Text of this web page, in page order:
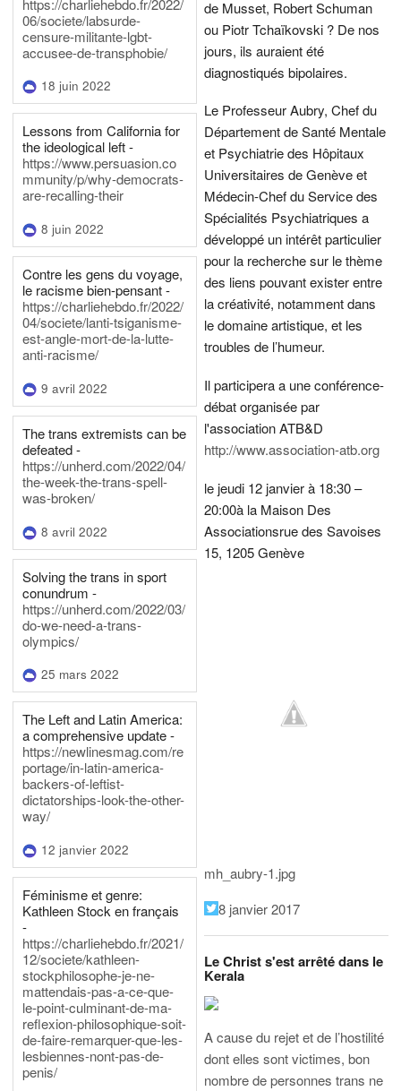
06/societe/labsurde-
censure-militante-lgbt-
accusee-de-transphobie/
18 juin 2022
Lessons from California for
the ideological left -
https://www.persuasion.co
mmunity/p/why-democrats-
are-recalling-their
8 juin 2022
Contre les gens du voyage,
le racisme bien-pensant -
https://charliehebdo.fr/2022/
04/societe/lanti-tsiganisme-
est-angle-mort-de-la-lutte-
anti-racisme/
9 avril 2022
The trans extremists can be
defeated -
https://unherd.com/2022/04/
the-week-the-trans-spell-
was-broken/
8 avril 2022
Solving the trans in sport
conundrum -
https://unherd.com/2022/03/
do-we-need-a-trans-
olympics/
25 mars 2022
The Left and Latin America:
a comprehensive update -
https://newlinesmag.com/re
portage/in-latin-america-
backers-of-leftist-
dictatorships-look-the-other-
way/
12 janvier 2022
Féminisme et genre:
Kathleen Stock en français
-
https://charliehebdo.fr/2021/
12/societe/kathleen-
stockphilosophe-je-ne-
mattendais-pas-a-ce-que-
le-point-culminant-de-ma-
reflexion-philosophique-soit-
de-faire-remarquer-que-les-
lesbiennes-nont-pas-de-
penis/
de Musset, Robert Schuman
ou Piotr Tchaïkovski ? De nos
jours, ils auraient été
diagnostiqués bipolaires.
Le Professeur Aubry, Chef du
Département de Santé Mentale
et Psychiatrie des Hôpitaux
Universitaires de Genève et
Médecin-Chef du Service des
Spécialités Psychiatriques a
développé un intérêt particulier
pour la recherche sur le thème
des liens pouvant exister entre
la créativité, notamment dans
le domaine artistique, et les
troubles de l’humeur.
Il participera a une conférence-
débat organisée par
l'association ATB&D
http://www.association-atb.org
le jeudi 12 janvier à 18:30 –
20:00à la Maison Des
Associationsrue des Savoises
15, 1205 Genève
mh_aubry-1.jpg
8 janvier 2017
Le Christ s'est arrêté dans le
Kerala
A cause du rejet et de l’hostilité
dont elles sont victimes, bon
nombre de personnes trans ne